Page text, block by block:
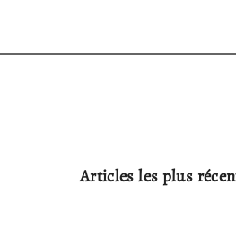
Articles les plus